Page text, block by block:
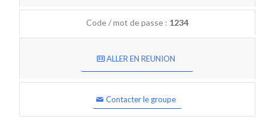
Code / mot de passe : 1234
ALLER EN REUNION
Contacter le groupe